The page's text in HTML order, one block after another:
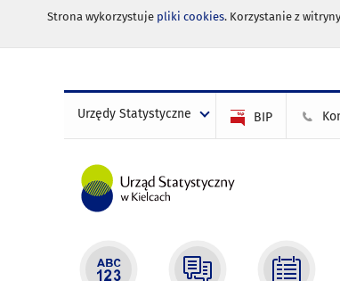
Strona wykorzystuje pliki cookies. Korzystanie z
Urzędy Statystyczne BIP